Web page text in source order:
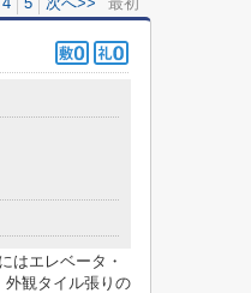
はエレベータ・
外観タイル張りの